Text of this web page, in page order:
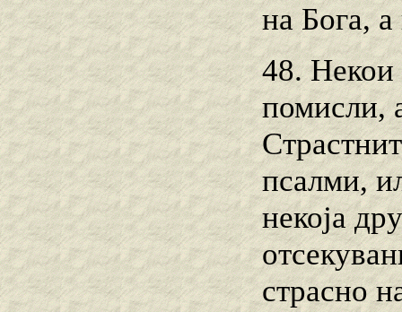
на Бога,
48. Некои
помисли,
псалми,
некоја
страсно